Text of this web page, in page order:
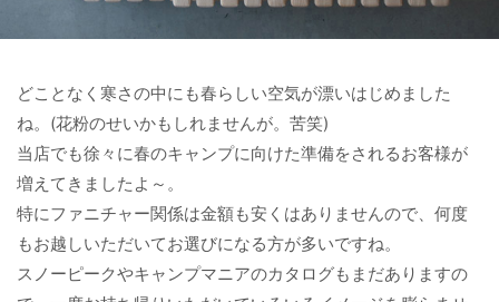
どことなく寒さの中にも春らしい空気が漂いはじめました
ね。(花粉のせいかもしれませんが。苦笑)
当店でも徐々に春のキャンプに向けた準備をされるお客様が
増えてきましたよ～。
特にファニチャー関係は金額も安くはありませんので、何度
もお越しいただいてお選びになる方が多いですね。
スノーピークやキャンプマニアのカタログもまだありますの